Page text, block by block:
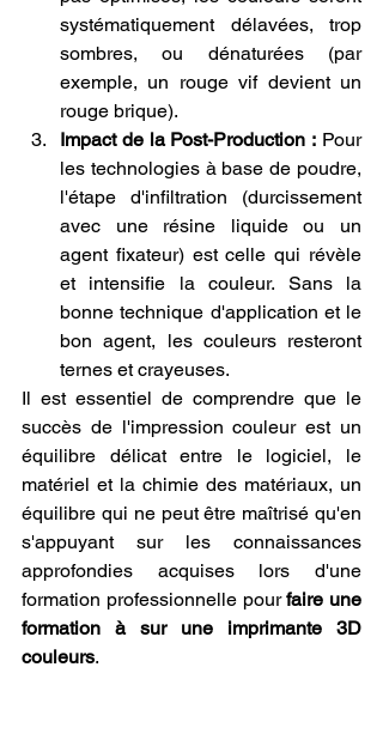
systématiquement délavées, trop
sombres, ou dénaturées (par
exemple, un rouge vif devient un
rouge brique).
Impact de la Post-Production : Pour
les technologies à base de poudre,
l'étape d'infiltration (durcissement
avec une résine liquide ou un
agent fixateur) est celle qui révèle
et intensifie la couleur. Sans la
bonne technique d'application et le
bon agent, les couleurs resteront
ternes et crayeuses.
Il est essentiel de comprendre que le
succès de l'impression couleur est un
équilibre délicat entre le logiciel, le
matériel et la chimie des matériaux, un
équilibre qui ne peut être maîtrisé qu'en
s'appuyant sur les connaissances
approfondies acquises lors d'une
formation professionnelle pour faire une
formation à sur une imprimante 3D
couleurs.